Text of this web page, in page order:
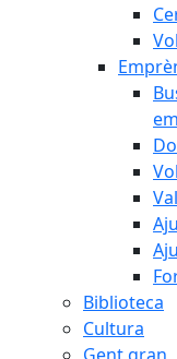
Biblioteca
Cultura